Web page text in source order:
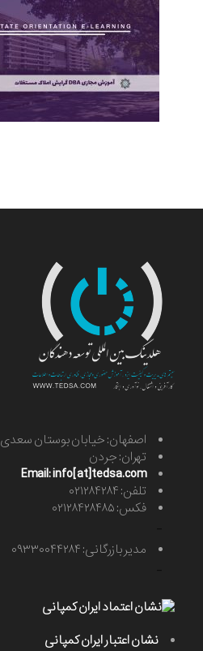
اصفهان: خیابان بوستان سعدی
تهران: جردن
Email: info[at]tedsa.com
تلفن: ۰۲۱۲۸۴۲۸۴
فکس: ۰۲۱۲۸۴۲۸۴۸۵
مدیر بازرگانی: ۰۹۳۳۰۰۴۴۲۸۴
نشان اعتبار ایران کمپانی